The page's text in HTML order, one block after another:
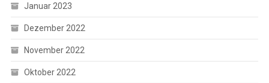
Januar 2023
Dezember 2022
November 2022
Oktober 2022